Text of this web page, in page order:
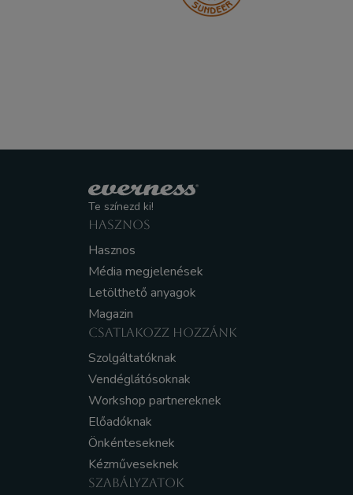
Te színezd ki!
HASZNOS
Hasznos
Média megjelenések
Letölthető anyagok
Magazin
CSATLAKOZZ HOZZÁNK
Szolgáltatóknak
Vendéglátósoknak
Workshop partnereknek
Előadóknak
Önkénteseknek
Kézműveseknek
SZABÁLYZATOK